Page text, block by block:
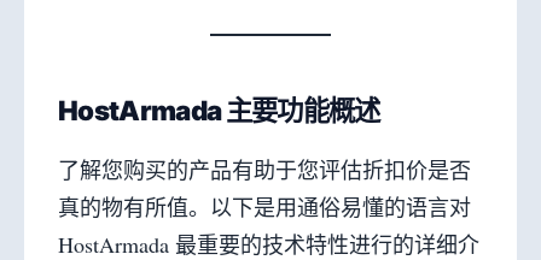
HostArmada 主要功能概述
了解您购买的产品有助于您评估折扣价是否
真的物有所值。以下是用通俗易懂的语言对
HostArmada 最重要的技术特性进行的详细介